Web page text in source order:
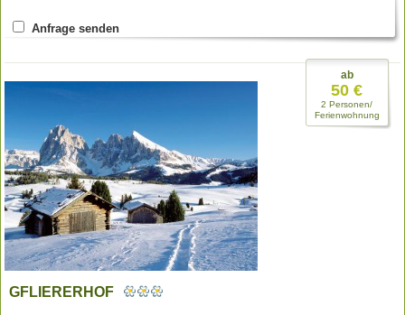
Anfrage senden
GFLIERERHOF
ab
50 €
2 Personen/
Ferienwohnung